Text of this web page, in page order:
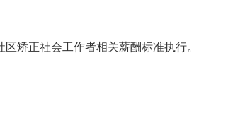
矫正社会工作者相关薪酬标准执行。